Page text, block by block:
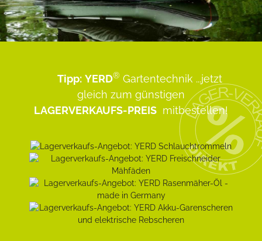
Tipp: YERD® Gartentechnik ...jetzt
gleich zum günstigen
LAGERVERKAUFS-PREIS mitbestellen!